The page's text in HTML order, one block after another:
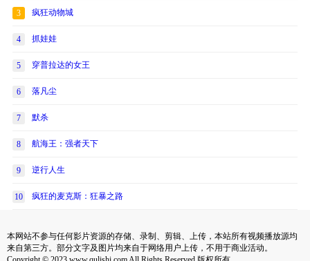
3 疯狂动物城
4 抓娃娃
5 穿普拉达的女王
6 落凡尘
7 默杀
8 航海王：强者天下
9 逆行人生
10 疯狂的麦克斯：狂暴之路
本网站不参与任何影片资源的存储、录制、剪辑、上传，本站所有视频播放源均
来自第三方。部分文字及图片均来自于网络用户上传，不用于商业活动。